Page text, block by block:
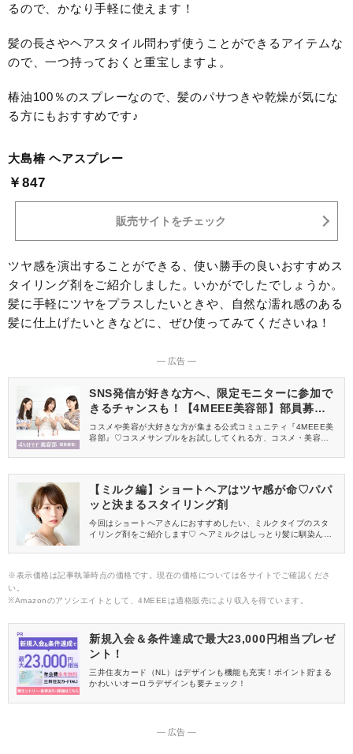
るので、かなり手軽に使えます！
髪の長さやヘアスタイル問わず使うことができるアイテムな
ので、一つ持っておくと重宝しますよ。
椿油100％のスプレーなので、髪のパサつきや乾燥が気にな
る方にもおすすめです♪
大島椿 ヘアスプレー
￥847
販売サイトをチェック
ツヤ感を演出することができる、使い勝手の良いおすすめス
タイリング剤をご紹介しました。いかがでしたでしょうか。
髪に手軽にツヤをプラスしたいときや、自然な濡れ感のある
髪に仕上げたいときなどに、ぜひ使ってみてくださいね！
― 広告 ―
SNS発信が好きな方へ、限定モニターに参加で
きるチャンスも！【4MEEE美容部】部員募集
中
コスメや美容が大好きな方が集まる公式コミュニティ『4MEEE美
容部』♡コスメサンプルをお試ししてくれる方、コスメ・美容情報
【ミルク編】ショートヘアはツヤ感が命♡パパ
ッと決まるスタイリング剤
今回はショートヘアさんにおすすめしたい、ミルクタイプのスタ
イリング剤をご紹介します♡ ヘアミルクはしっとり髪に馴染ん
もおすすめですよ！
※表示価格は記事執筆時点の価格です。現在の価格については各サイトでご確認くださ
い。
※Amazonのアソシエイトとして、4MEEEは適格販売により収入を得ています。
新規入会＆条件達成で最大23,000円相当プレゼ
ント！
三井住友カード（NL）はデザインも機能も充実！ポイント貯まる
かわいいオーロラデザインも要チェック！
― 広告 ―